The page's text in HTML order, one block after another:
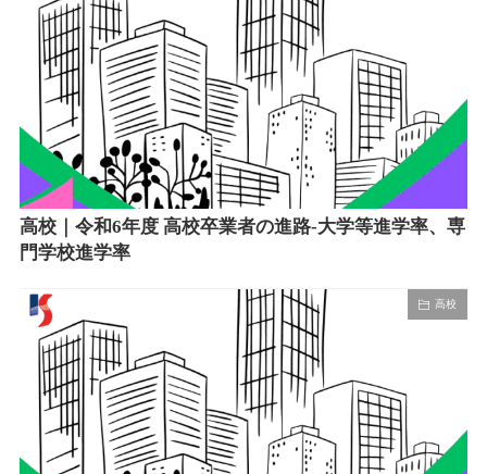
高校｜令和6年度 高校卒業者の進路-大学等進学率、専
門学校進学率
高校